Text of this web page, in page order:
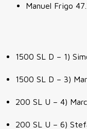
Manuel Frigo
1500 SL D – 1)
1500 SL D – 3)
200 SL U – 4)
200 SL U – 6)